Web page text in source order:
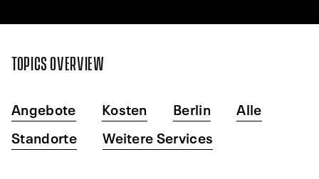
TOPICS OVERVIEW
Angebote Kosten Berlin
Alle
Standorte
Weitere Services